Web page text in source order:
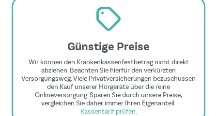
Günstige Preise
Wir können den Krankenkassenfestbetrag nicht direkt
abziehen. Beachten Sie hierfür den verkürzten
Versorgungsweg. Viele Privatversicherungen bezuschussen
den Kauf unserer Hörgeräte über die reine
Onlineversorgung. Sparen Sie durch unsere Preise,
vergleichen Sie daher immer Ihren Eigenanteil.
Kassentarif prüfen.